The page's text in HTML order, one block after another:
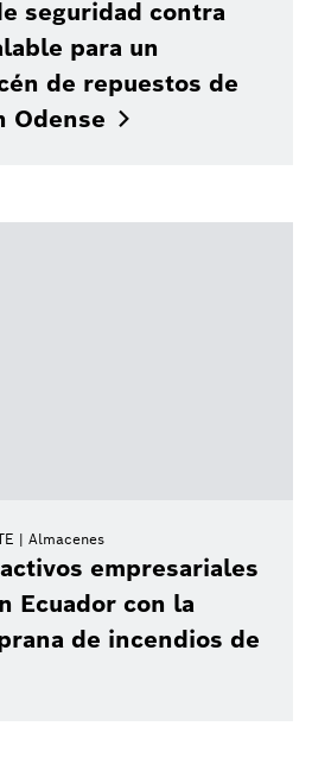
seguridad contra
para un
de repuestos de
Odense
Almacenes
empresariales
Ecuador con la
de incendios de